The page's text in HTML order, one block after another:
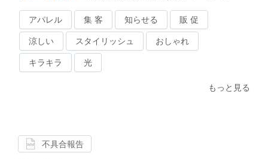
アパレル 集 客 知らせる 販 促
涼しい スタイリッシュ おしゃれ
キラキラ 光
もっと見る
不具合報告